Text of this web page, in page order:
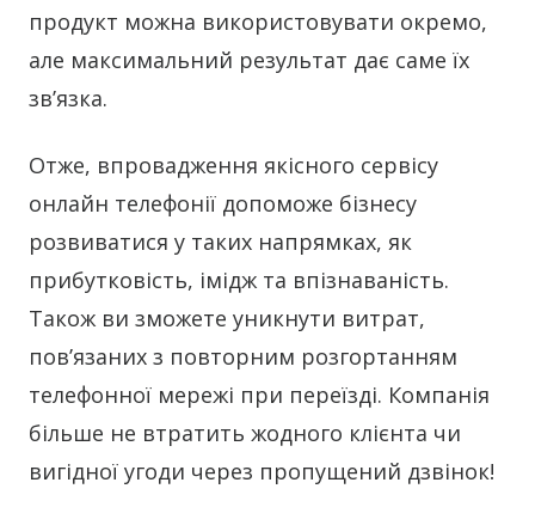
продукт можна використовувати окремо,
але максимальний результат дає саме їх
зв’язка.
Отже, впровадження якісного сервісу
онлайн телефонії допоможе бізнесу
розвиватися у таких напрямках, як
прибутковість, імідж та впізнаваність.
Також ви зможете уникнути витрат,
пов’язаних з повторним розгортанням
телефонної мережі при переїзді. Компанія
більше не втратить жодного клієнта чи
вигідної угоди через пропущений дзвінок!